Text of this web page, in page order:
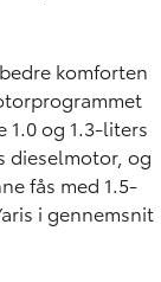
komforten
og 1.3-liters
dieselmotor, og
fås med 1.5-
i gennemsnit